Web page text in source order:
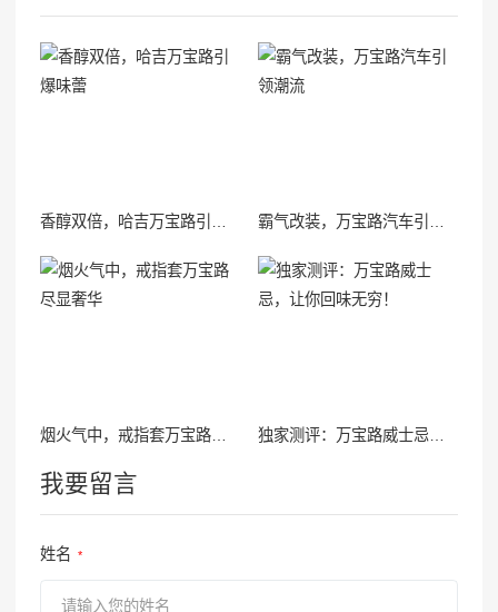
烟火气中，戒指套万宝路尽显奢华 独家测评：万宝路威士忌，让你回味无穷！
我要留言
姓名 *